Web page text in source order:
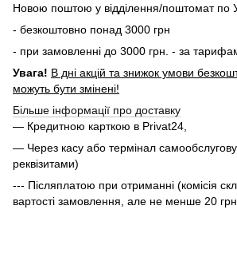
Новою поштою у відділення/поштомат по
- безкоштовно понад 3000 грн
- при замовленні до 3000 грн. - за
Увага! В дні акцій та знижок умови
можуть бути змінені!
Більше інформації про доставку
— Кредитною карткою в Privat24,
— Через касу або термінал
реквізитами)
--- Післяплатою при отриманні (комісія
вартості замовлення, але не менше 20